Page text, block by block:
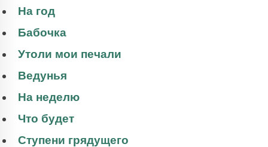
На год
Бабочка
Утоли мои печали
Ведунья
На неделю
Что будет
Ступени грядущего